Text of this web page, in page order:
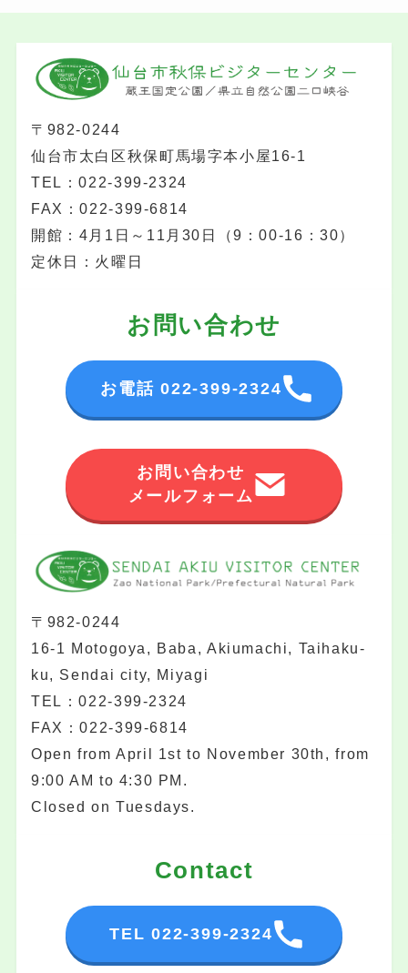
〒982-0244
仙台市太白区秋保町馬場字本小屋16-1
TEL：022-399-2324
FAX：022-399-6814
開館：4月1日～11月30日（9：00-16：30）
定休日：火曜日
お問い合わせ
お電話 022-399-2324
お問い合わせ
メールフォーム
〒982-0244
16-1 Motogoya, Baba, Akiumachi, Taihaku-
ku, Sendai city, Miyagi
TEL：022-399-2324
FAX：022-399-6814
Open from April 1st to November 30th, from
9:00 AM to 4:30 PM.
Closed on Tuesdays.
Contact
TEL 022-399-2324